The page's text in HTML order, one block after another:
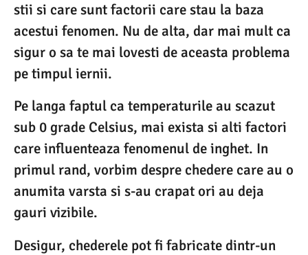
stii si care sunt factorii care stau la baza
acestui fenomen. Nu de alta, dar mai mult ca
sigur o sa te mai lovesti de aceasta problema
pe timpul iernii.
Pe langa faptul ca temperaturile au scazut
sub 0 grade Celsius, mai exista si alti factori
care influenteaza fenomenul de inghet. In
primul rand, vorbim despre chedere care au o
anumita varsta si s-au crapat ori au deja
gauri vizibile.
Desigur, chederele pot fi fabricate dintr-un